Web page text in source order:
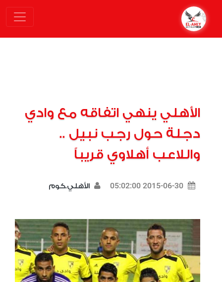
الأهلي ينهي اتفاقه مع وادي
دجلة حول رجب نبيل ..
واللاعب أهلاوي قريباً
2015-06-30 05:02:00 الأهلي.كوم